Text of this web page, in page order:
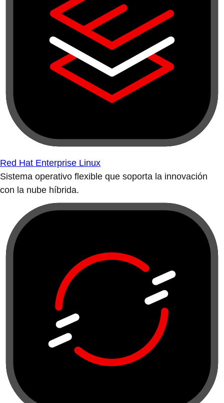
Red Hat Enterprise Linux
Sistema operativo flexible que soporta la innovación
con la nube híbrida.